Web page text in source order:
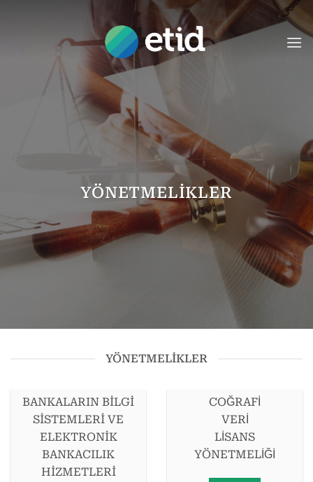
YÖNETMELIKLER
YÖNETMELIKLER
BANKALARIN BİLGİ
SİSTEMLERİ VE
ELEKTRONİK
BANKACILIK
HİZMETLERİ
COĞRAFİ
VERİ
LİSANS
YÖNETMELİĞİ